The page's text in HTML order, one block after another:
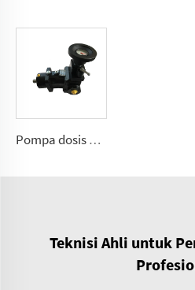
Pompa dosis poliuretan A7VK untuk mesin busa Ukuran 12, 28
Teknisi Ahli untuk